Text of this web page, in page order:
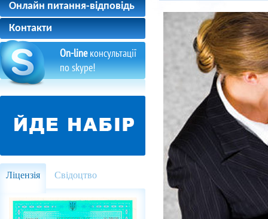
Онлайн питання-відповідь
Контакти
On-lineконсультації
по skype!
Ліцензія Свідоцтво